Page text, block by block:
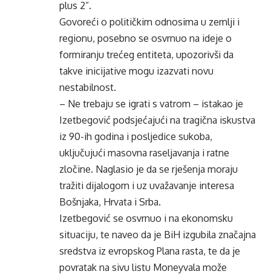
plus 2”.
Govoreći o političkim odnosima u zemlji i
regionu, posebno se osvrnuo na ideje o
formiranju trećeg entiteta, upozorivši da
takve inicijative mogu izazvati novu
nestabilnost.
– Ne trebaju se igrati s vatrom – istakao je
Izetbegović podsjećajući na tragična iskustva
iz 90-ih godina i posljedice sukoba,
uključujući masovna raseljavanja i ratne
zločine. Naglasio je da se rješenja moraju
tražiti dijalogom i uz uvažavanje interesa
Bošnjaka, Hrvata i Srba.
Izetbegović se osvrnuo i na ekonomsku
situaciju, te naveo da je BiH izgubila značajna
sredstva iz evropskog Plana rasta, te da je
povratak na sivu listu Moneyvala može